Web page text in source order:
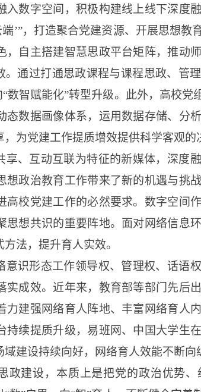
入数字空间，积极构建线上线下深度
端’”，打造聚合党建资源、开展思想
，自主搭建智慧思政平台矩阵，推动
。通过打通思政课程与课程思政、管
数智赋能化”转型升级。此外，高校
态数据画像体系，运用数据存储、分
为党建工作提质增效提供科学客观的
享、互动互联为特征的新媒体，深度
想政治教育工作带来了新的机遇与挑
高校党建工作的必然要求。数字空间
思想共识的重要阵地。面对网络信息
法，提升育人实效。
意识形态工作领导权、管理权、话语
实成效。近年来，教育部等部门先后
力建强网络育人阵地、丰富网络育人
持续提质升级，易班网、中国大学生
建设持续向好，网络育人效能不断向
政建设，本质上是把党的政治优势